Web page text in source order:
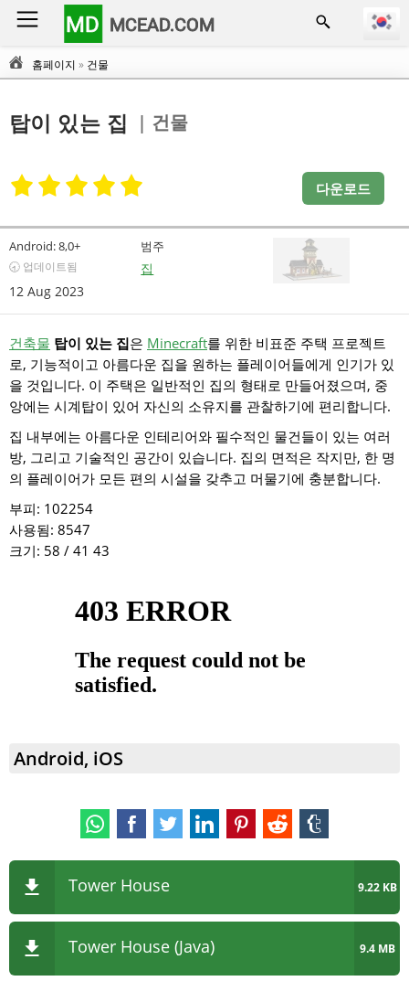
MD MCEAD.COM
홈페이지 » 건물
탑이 있는 집 | 건물
다운로드
Android:8,0+
🕣 업데이트됨
12 Aug 2023
범주
집
건축물 탑이 있는 집은 Minecraft를 위한 비표준 주택 프로젝트
로, 기능적이고 아름다운 집을 원하는 플레이어들에게 인기가 있
을 것입니다. 이 주택은 일반적인 집의 형태로 만들어졌으며, 중
앙에는 시계탑이 있어 자신의 소유지를 관찰하기에 편리합니다.
집 내부에는 아름다운 인테리어와 필수적인 물건들이 있는 여러
방, 그리고 기술적인 공간이 있습니다. 집의 면적은 작지만, 한 명
의 플레이어가 모든 편의 시설을 갖추고 머물기에 충분합니다.
부피: 102254
사용됨: 8547
크기: 58 / 41 43
Android, iOS
Tower House 9.22 KB
Tower House (Java) 9.4 MB